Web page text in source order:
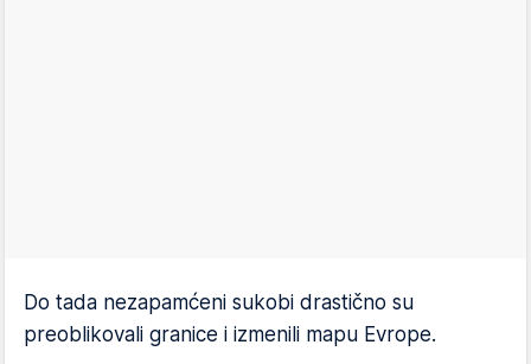
Do tada nezapamćeni sukobi drastično su
preoblikovali granice i izmenili mapu Evrope.